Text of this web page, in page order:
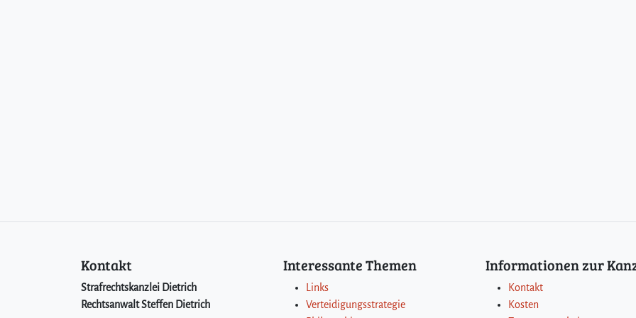
Kontakt
Strafrechtskanzlei Dietrich
Rechtsanwalt Steffen Dietrich
Interessante Themen
Links
Verteidigungsstrategie
Informationen zur
Kontakt
Kosten